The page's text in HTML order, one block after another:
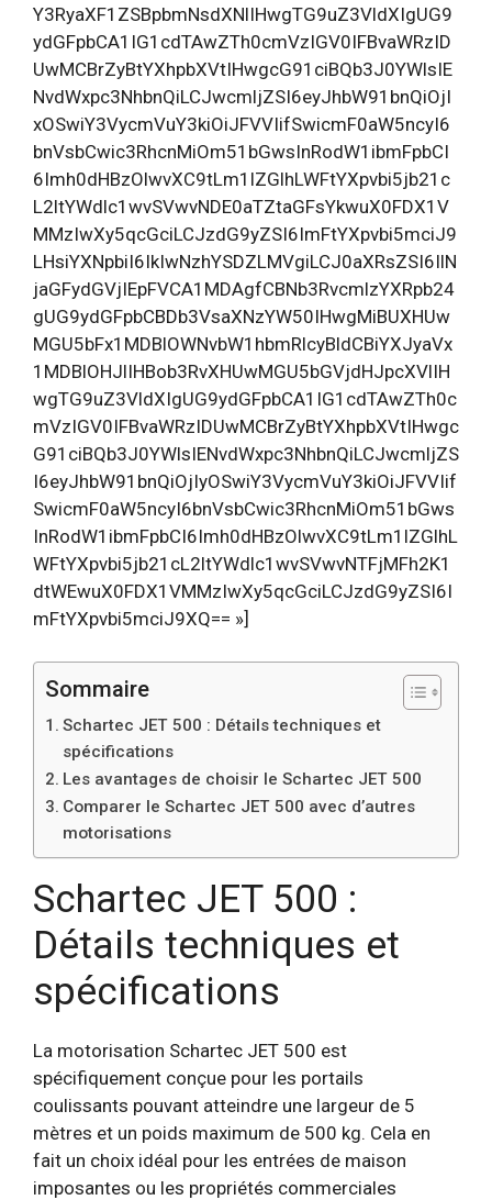
Y3RyaXF1ZSBpbmNsdXNlIHwgTG9uZ3VldXIgUG9
ydGFpbCA1IG1cdTAwZTh0cmVzIGV0IFBvaWRzID
UwMCBrZyBtYXhpbXVtIHwgcG91ciBQb3J0YWlsIE
NvdWxpc3NhbnQiLCJwcmljZSI6eyJhbW91bnQiOjI
xOSwiY3VycmVuY3kiOiJFVVIifSwicmF0aW5ncyI6
bnVsbCwic3RhcnMiOm51bGwsInRodW1ibmFpbCI
6Imh0dHBzOlwvXC9tLm1lZGlhLWFtYXpvbi5jb21c
L2ltYWdlc1wvSVwvNDE0aTZtaGFsYkwuX0FDX1V
MMzIwXy5qcGciLCJzdG9yZSI6ImFtYXpvbi5mciJ9
LHsiYXNpbiI6IkIwNzhYSDZLMVgiLCJ0aXRsZSI6IlN
jaGFydGVjIEpFVCA1MDAgfCBNb3RvcmlzYXRpb24
gUG9ydGFpbCBDb3VsaXNzYW50IHwgMiBUXHUw
MGU5bFx1MDBlOWNvbW1hbmRlcyBldCBiYXJyaVx
1MDBlOHJlIHBob3RvXHUwMGU5bGVjdHJpcXVlIH
wgTG9uZ3VldXIgUG9ydGFpbCA1IG1cdTAwZTh0c
mVzIGV0IFBvaWRzIDUwMCBrZyBtYXhpbXVtIHwgc
G91ciBQb3J0YWlsIENvdWxpc3NhbnQiLCJwcmljZS
I6eyJhbW91bnQiOjIyOSwiY3VycmVuY3kiOiJFVVIif
SwicmF0aW5ncyI6bnVsbCwic3RhcnMiOm51bGws
InRodW1ibmFpbCI6Imh0dHBzOlwvXC9tLm1lZGlhL
WFtYXpvbi5jb21cL2ltYWdlc1wvSVwvNTFjMFh2K1
dtWEwuX0FDX1VMMzIwXy5qcGciLCJzdG9yZSI6I
mFtYXpvbi5mciJ9XQ== »]
Sommaire
Schartec JET 500 : Détails techniques et
spécifications
Les avantages de choisir le Schartec JET 500
Comparer le Schartec JET 500 avec d’autres
motorisations
Schartec JET 500 :
Détails techniques et
spécifications
La motorisation Schartec JET 500 est
spécifiquement conçue pour les portails
coulissants pouvant atteindre une largeur de 5
mètres et un poids maximum de 500 kg. Cela en
fait un choix idéal pour les entrées de maison
imposantes ou les propriétés commerciales